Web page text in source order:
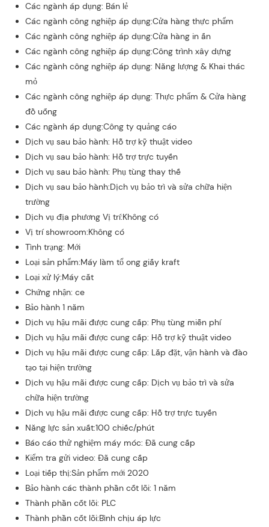
Các ngành áp dụng: Bán lẻ
Các ngành công nghiệp áp dụng:Cửa hàng thực phẩm
Các ngành công nghiệp áp dụng:Cửa hàng in ấn
Các ngành công nghiệp áp dụng:Công trình xây dựng
Các ngành công nghiệp áp dụng: Năng lượng & Khai thác
mỏ
Các ngành công nghiệp áp dụng: Thực phẩm & Cửa hàng
đồ uống
Các ngành áp dụng:Công ty quảng cáo
Dịch vụ sau bảo hành: Hỗ trợ kỹ thuật video
Dịch vụ sau bảo hành: Hỗ trợ trực tuyến
Dịch vụ sau bảo hành: Phụ tùng thay thế
Dịch vụ sau bảo hành:Dịch vụ bảo trì và sửa chữa hiện
trường
Dịch vụ địa phương Vị trí:Không có
Vị trí showroom:Không có
Tình trạng: Mới
Loại sản phẩm:Máy làm tổ ong giấy kraft
Loại xử lý:Máy cắt
Chứng nhận: ce
Bảo hành 1 năm
Dịch vụ hậu mãi được cung cấp: Phụ tùng miễn phí
Dịch vụ hậu mãi được cung cấp: Hỗ trợ kỹ thuật video
Dịch vụ hậu mãi được cung cấp: Lắp đặt, vận hành và đào
tạo tại hiện trường
Dịch vụ hậu mãi được cung cấp: Dịch vụ bảo trì và sửa
chữa hiện trường
Dịch vụ hậu mãi được cung cấp: Hỗ trợ trực tuyến
Năng lực sản xuất:100 chiếc/phút
Báo cáo thử nghiệm máy móc: Đã cung cấp
Kiểm tra gửi video: Đã cung cấp
Loại tiếp thị:Sản phẩm mới 2020
Bảo hành các thành phần cốt lõi: 1 năm
Thành phần cốt lõi: PLC
Thành phần cốt lõi:Bình chịu áp lực